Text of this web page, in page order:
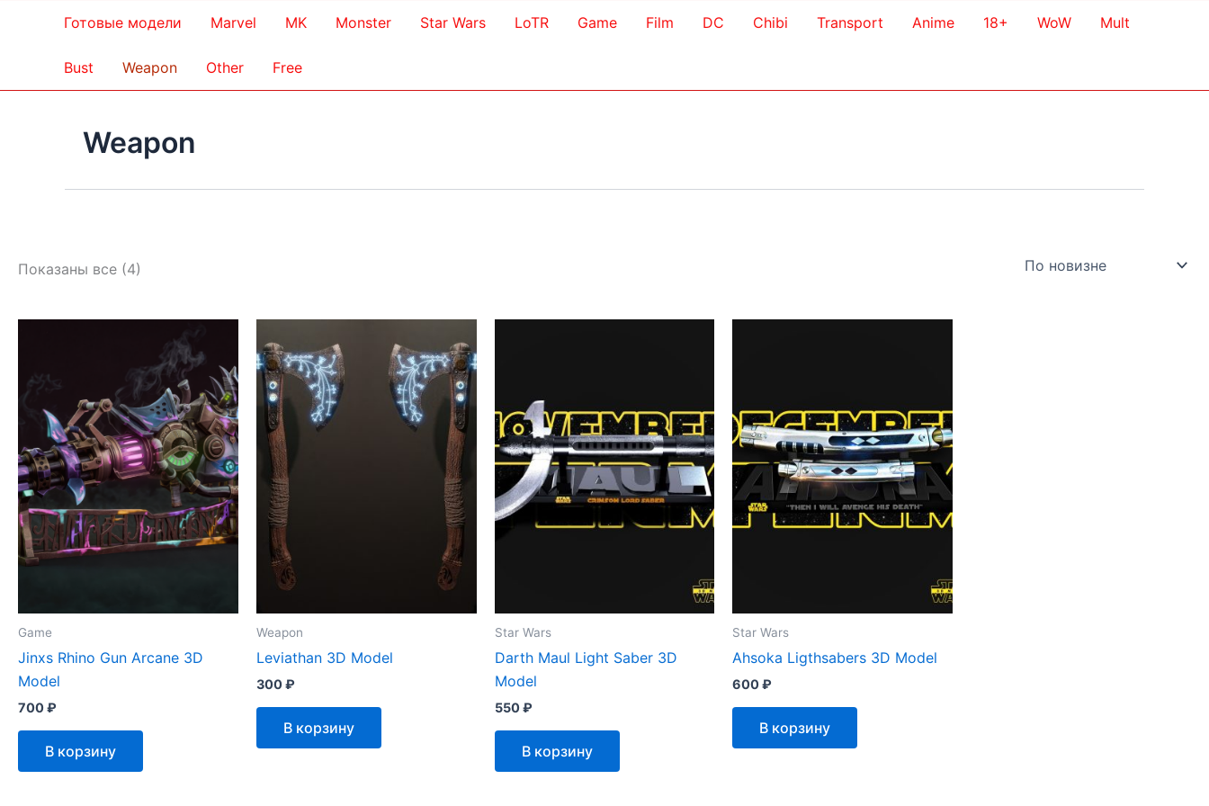
Готовые модели Marvel MK Monster Star Wars LoTR Game Film DC Chibi Transport Anime 18+ WoW Mult
Bust Weapon Other Free
Weapon
Показаны все (4)
Game
Jinxs Rhino Gun Arcane 3D
Model
700₽
В корзину
Weapon
Leviathan 3D Model
300₽
В корзину
Star Wars
Darth Maul Light Saber 3D
Model
550₽
В корзину
Star Wars
Ahsoka Ligthsabers 3D Model
600₽
В корзину